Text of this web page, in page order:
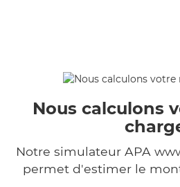
Nous calculons
Notre simulateur APA
permet d'estimer le